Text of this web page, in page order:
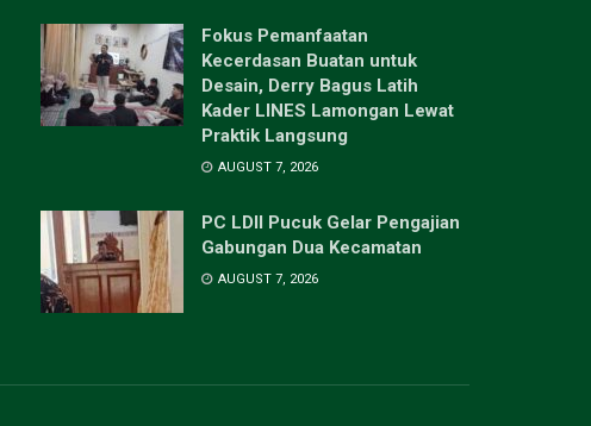
Fokus Pemanfaatan
Kecerdasan Buatan untuk
Desain, Derry Bagus Latih
Kader LINES Lamongan Lewat
Praktik Langsung
AUGUST 7, 2026
PC LDII Pucuk Gelar Pengajian
Gabungan Dua Kecamatan
AUGUST 7, 2026